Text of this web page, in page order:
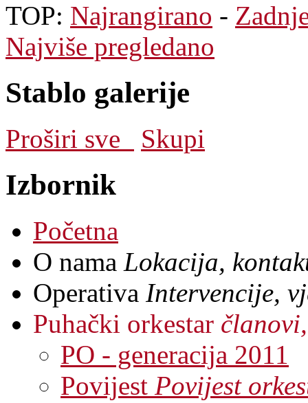
TOP: Najrangirano -
Najviše pregledano
Stablo galerije
Proširi sve Skupi
Izbornik
Početna
O nama Lokacija,
Operativa Intervencije,
Puhački orkestar
PO - generacija 2011
Povijest Povijest